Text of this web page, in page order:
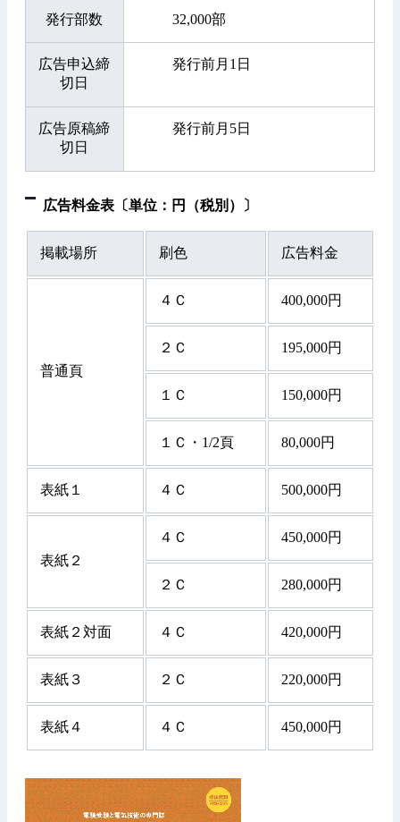
発行部数 32,000部
広告申込締
切日
発行前月1日
広告原稿締
切日
発行前月5日
広告料金表〔単位：円（税別）〕
掲載場所 刷色 広告料金
普通頁
４Ｃ 400,000円
２Ｃ 195,000円
１Ｃ 150,000円
１Ｃ・1/2頁 80,000円
表紙１ ４Ｃ 500,000円
表紙２
４Ｃ 450,000円
２Ｃ 280,000円
表紙２対面 ４Ｃ 420,000円
表紙３ ２Ｃ 220,000円
表紙４ ４Ｃ 450,000円